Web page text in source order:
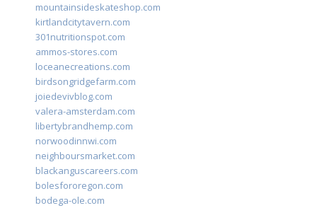
mountainsideskateshop.com
kirtlandcitytavern.com
301nutritionspot.com
ammos-stores.com
loceanecreations.com
birdsongridgefarm.com
joiedevivblog.com
valera-amsterdam.com
libertybrandhemp.com
norwoodinnwi.com
neighboursmarket.com
blackanguscareers.com
bolesfororegon.com
bodega-ole.com